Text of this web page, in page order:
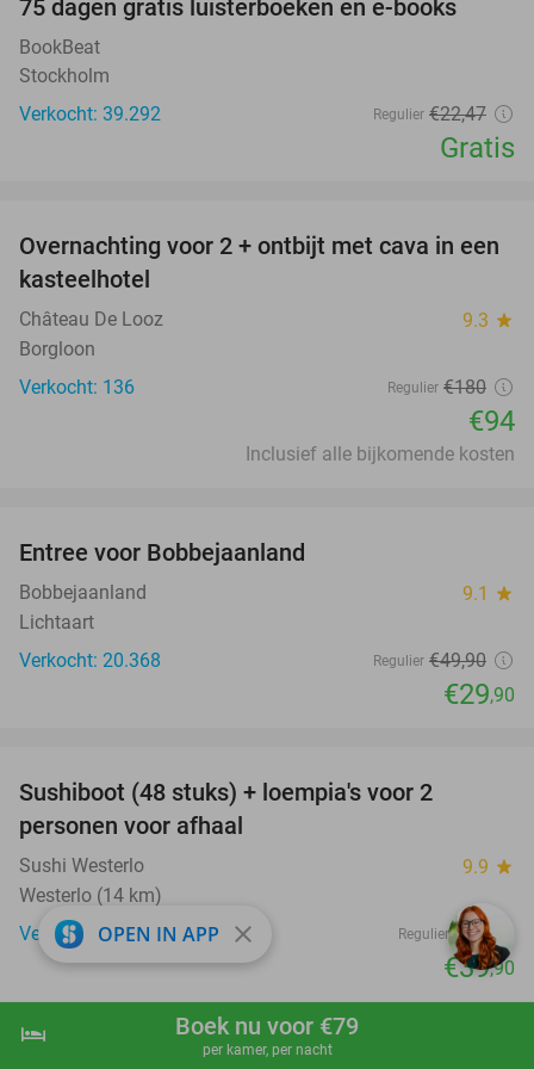
shopping_cart Boek nu
hotel Boek nu voor €79
per kamer, per nacht
75 dagen gratis luisterboeken en e-books
BookBeat
Stockholm
Verkocht: 39.292
Regulier €22,47
Gratis
48%
Overnachting voor 2 + ontbijt met cava in een
kasteelhotel
Château De Looz 9.3 star
Borgloon
Verkocht: 136
Regulier €180
€94
Inclusief alle bijkomende kosten
Entree voor Bobbejaanland
Bobbejaanland 9.1 star
Lichtaart
Verkocht: 20.368
Regulier €49,90
€29,90
Sushiboot (48 stuks) + loempia's voor 2
personen voor afhaal
Sushi Westerlo 9.9 star
Westerlo (14 km)
Verkocht: 1.078
Regulier €74
€39,90
favorite_border
OPEN IN APP close